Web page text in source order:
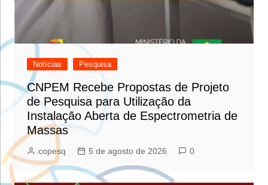
Notícias Pesquisa
CNPEM Recebe Propostas de Projeto
de Pesquisa para Utilização da
Instalação Aberta de Espectrometria de
Massas
copesq 5 de agosto de 2026 0